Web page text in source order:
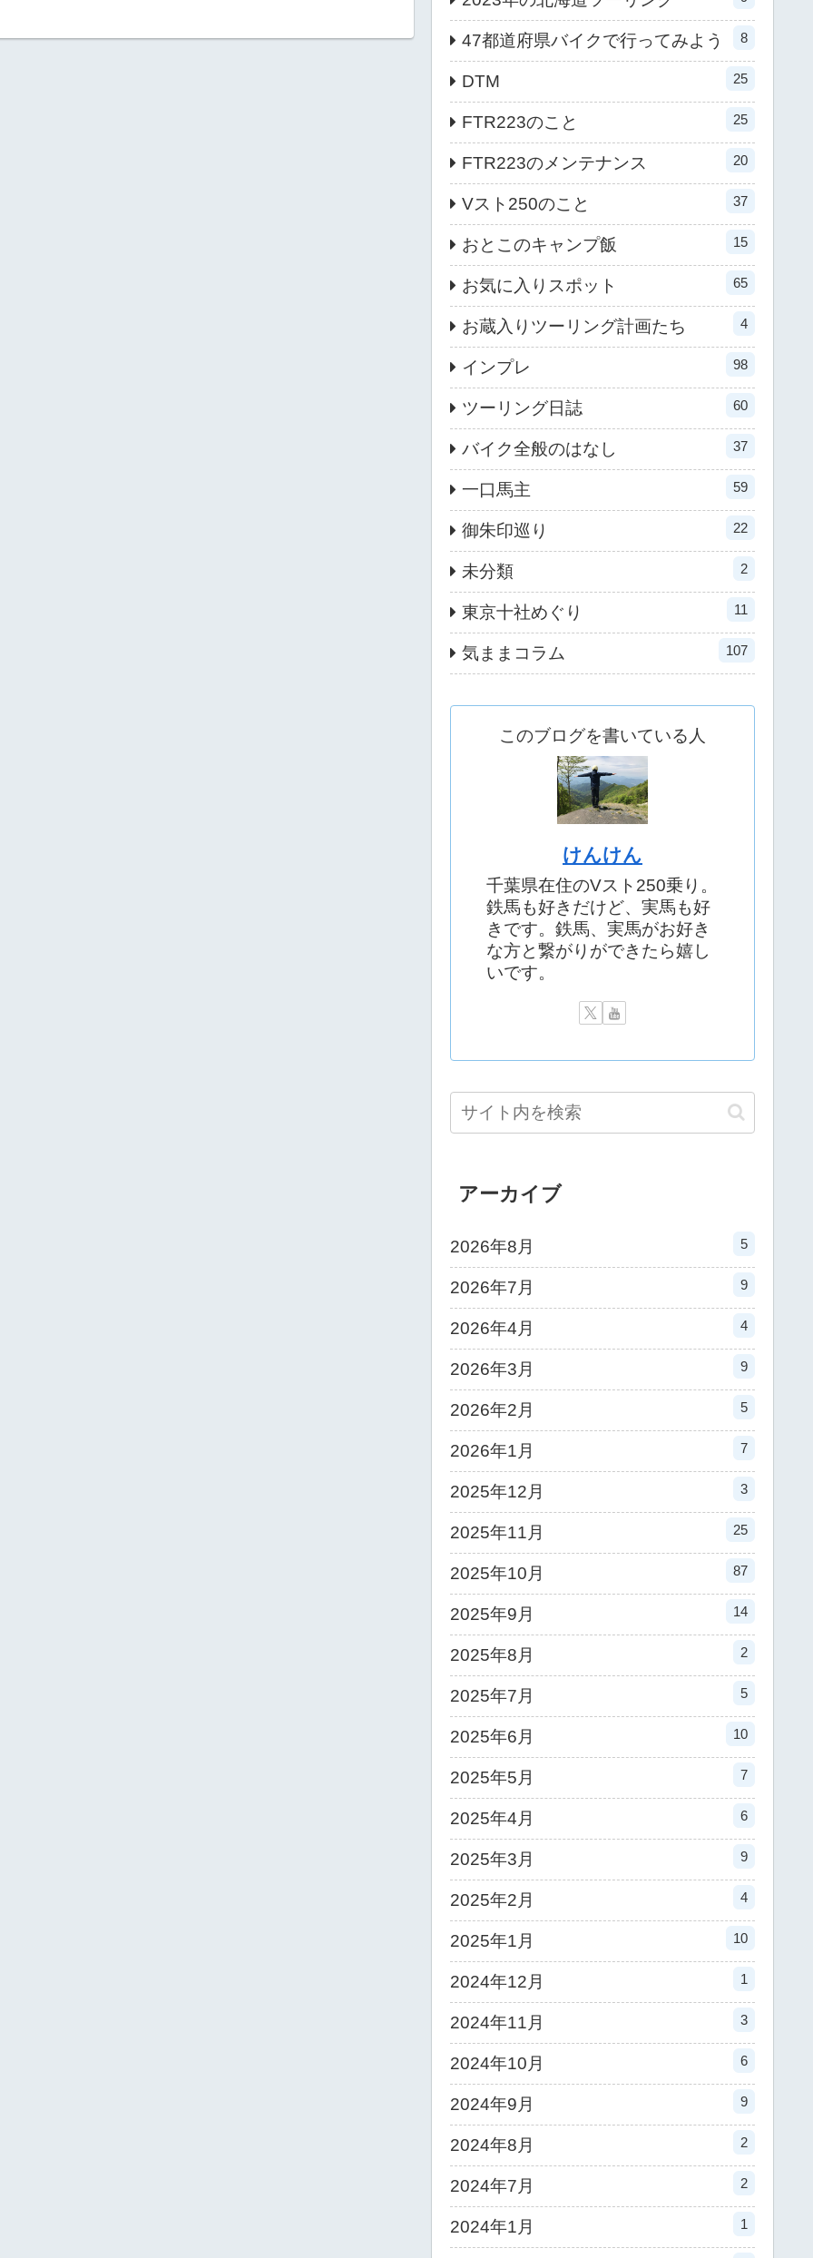
47都道府県バイクで行ってみよう 8
DTM 25
FTR223のこと 25
FTR223のメンテナンス 20
Vスト250のこと 37
おとこのキャンプ飯 15
お気に入りスポット 65
お蔵入りツーリング計画たち 4
インプレ 98
ツーリング日誌 60
バイク全般のはなし 37
一口馬主 59
御朱印巡り 22
未分類 2
東京十社めぐり 11
気ままコラム 107
このブログを書いている人
けんけん
千葉県在住のVスト250乗り。
鉄馬も好きだけど、実馬も好
きです。鉄馬、実馬がお好き
な方と繋がりができたら嬉し
いです。
アーカイブ
2026年8月 5
2026年7月 9
2026年4月 4
2026年3月 9
2026年2月 5
2026年1月 7
2025年12月 3
2025年11月 25
2025年10月 87
2025年9月 14
2025年8月 2
2025年7月 5
2025年6月 10
2025年5月 7
2025年4月 6
2025年3月 9
2025年2月 4
2025年1月 10
2024年12月 1
2024年11月 3
2024年10月 6
2024年9月 9
2024年8月 2
2024年7月 2
2024年1月 1